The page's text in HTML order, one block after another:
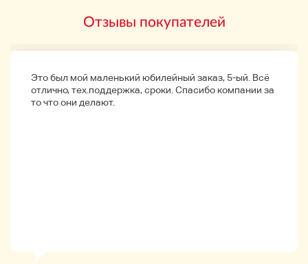
bs26.html
Отзывы покупателей
Это был мой маленький юбилейный заказ, 5-ый. Всё
отлично, тех.поддержка, сроки. Спасибо компании за
то что они делают.